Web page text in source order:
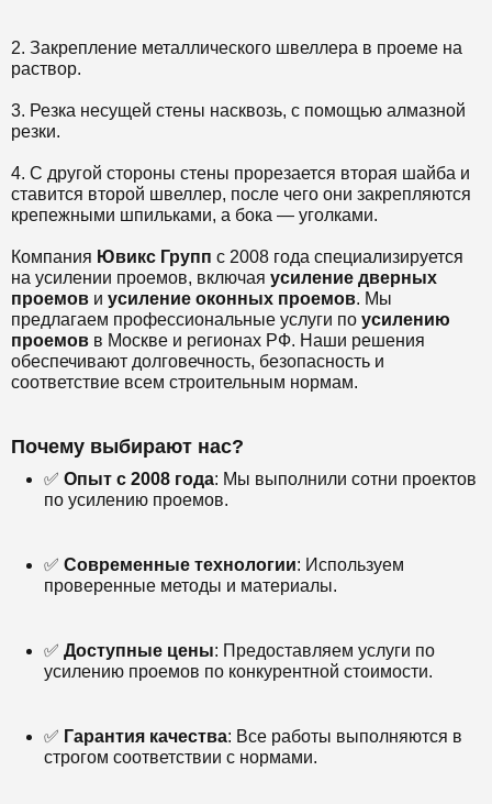
2. Закрепление металлического швеллера в проеме на
раствор.
3. Резка несущей стены насквозь, с помощью алмазной
резки.
4. С другой стороны стены прорезается вторая шайба и
ставится второй швеллер, после чего они закрепляются
крепежными шпильками, а бока — уголками.
Компания Ювикс Групп с 2008 года специализируется
на усилении проемов, включая усиление дверных
проемов и усиление оконных проемов. Мы
предлагаем профессиональные услуги по усилению
проемов в Москве и регионах РФ. Наши решения
обеспечивают долговечность, безопасность и
соответствие всем строительным нормам.
Почему выбирают нас?
✅ Опыт с 2008 года: Мы выполнили сотни проектов
по усилению проемов.
✅ Современные технологии: Используем
проверенные методы и материалы.
✅ Доступные цены: Предоставляем услуги по
усилению проемов по конкурентной стоимости.
✅ Гарантия качества: Все работы выполняются в
строгом соответствии с нормами.